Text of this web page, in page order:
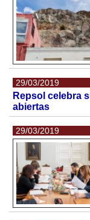
29/03/2019
Repsol celebra
abiertas
29/03/2019